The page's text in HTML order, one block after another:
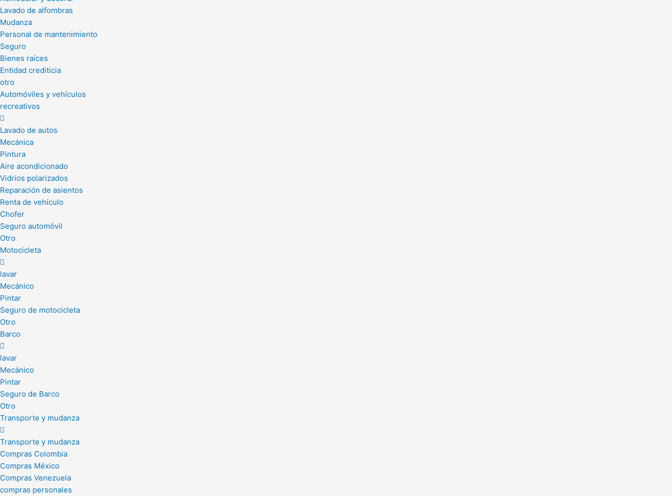
Lavado de alfombras
Mudanza
Personal de mantenimiento
Seguro
Bienes raíces
Entidad crediticia
otro
Automóviles y vehículos
recreativos
Lavado de autos
Mecánica
Pintura
Aire acondicionado
Vidrios polarizados
Reparación de asientos
Renta de vehículo
Chofer
Seguro automóvil
Otro
Motocicleta
lavar
Mecánico
Pintar
Seguro de motocicleta
Otro
Barco
lavar
Mecánico
Pintar
Seguro de Barco
Otro
Transporte y mudanza
Transporte y mudanza
Compras Colombia
Compras México
Compras Venezuela
compras personales